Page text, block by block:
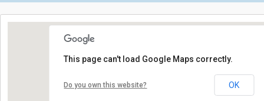
This page can't load Google Maps correctly.
Do you own this website? OK